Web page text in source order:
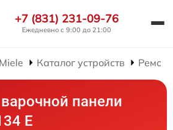
+7 (831) 231-09-76
Ежедневно с 9:00 до 21:00
Каталог устройств
панели
E